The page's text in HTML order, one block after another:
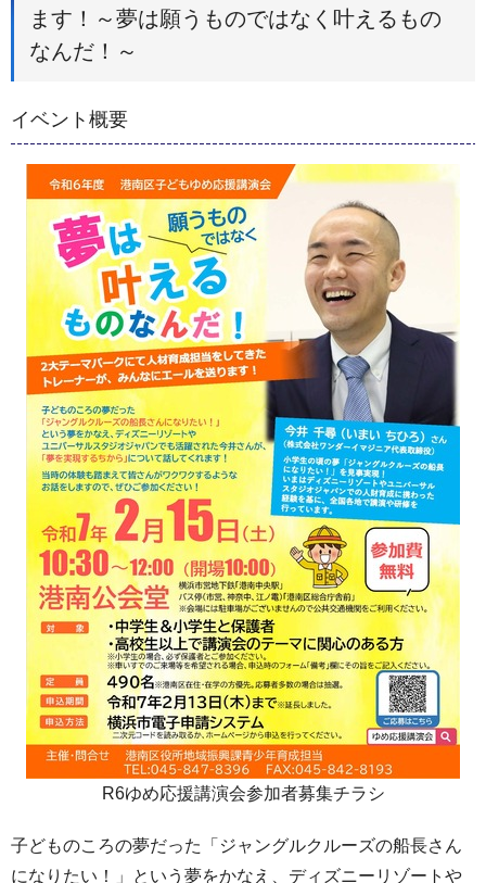
ます！～夢は願うものではなく叶えるもの
なんだ！～
イベント概要
R6ゆめ応援講演会参加者募集チラシ
子どものころの夢だった「ジャングルクルーズの船長さん
になりたい！」という夢をかなえ、ディズニーリゾートや